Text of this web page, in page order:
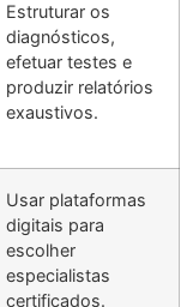
Estruturar os
diagnósticos,
efetuar testes e
produzir relatórios
exaustivos.
Usar plataformas
digitais para
escolher
especialistas
certificados.